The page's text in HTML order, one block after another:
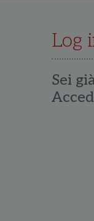
Log
Sei